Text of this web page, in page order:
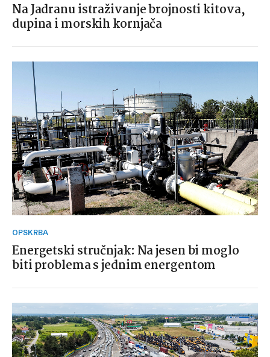
Na Jadranu istraživanje brojnosti kitova,
dupina i morskih kornjača
OPSKRBA
Energetski stručnjak: Na jesen bi moglo
biti problema s jednim energentom